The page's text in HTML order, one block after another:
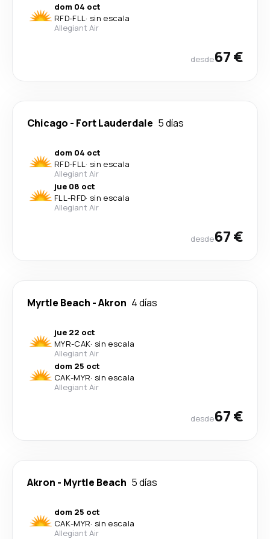
dom 04 oct
RFD-FLL· sin escala
Allegiant Air
desde67 €
Chicago - Fort Lauderdale 5 días
dom 04 oct
RFD-FLL· sin escala
Allegiant Air
jue 08 oct
FLL-RFD· sin escala
Allegiant Air
desde67 €
Myrtle Beach -Akron 4 días
jue 22 oct
MYR-CAK· sin escala
Allegiant Air
dom 25 oct
CAK-MYR· sin escala
Allegiant Air
desde67 €
Akron - Myrtle Beach 5 días
dom 25 oct
CAK-MYR· sin escala
Allegiant Air